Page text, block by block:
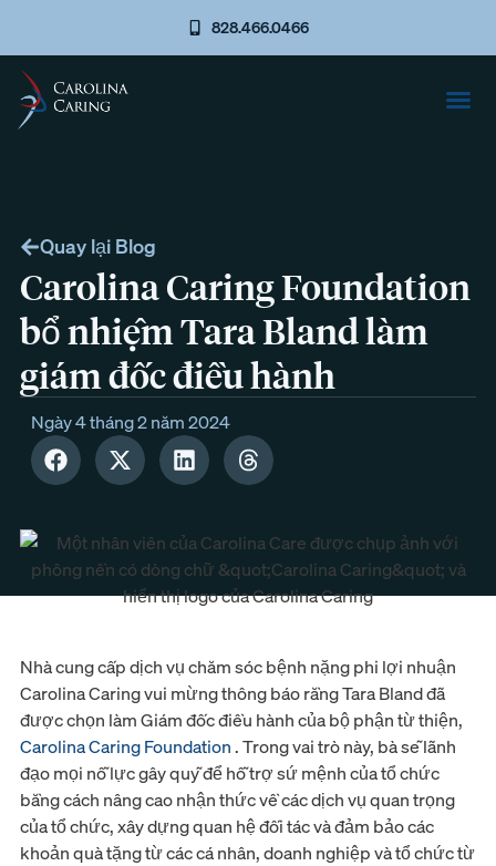
828.466.0466
Quay lại Blog
Carolina Caring Foundation
bổ nhiệm Tara Bland làm
giám đốc điều hành
Ngày 4 tháng 2 năm 2024
Nhà cung cấp dịch vụ chăm sóc bệnh nặng phi lợi nhuận
Carolina Caring vui mừng thông báo rằng Tara Bland đã
được chọn làm Giám đốc điều hành của bộ phận từ thiện,
Carolina Caring Foundation. Trong vai trò này, bà sẽ lãnh
đạo mọi nỗ lực gây quỹ để hỗ trợ sứ mệnh của tổ chức
bằng cách nâng cao nhận thức về các dịch vụ quan trọng
của tổ chức, xây dựng quan hệ đối tác và đảm bảo các
khoản quà tặng từ các cá nhân, doanh nghiệp và tổ chức từ